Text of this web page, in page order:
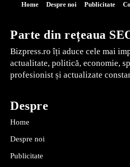
Home Despre noi Publicitate
Parte din rețeaua
Bizpress.ro îți aduce cele mai
actualitate, politică, economie,
profesionist și actualizate
Despre
Home
Despre noi
Publicitate